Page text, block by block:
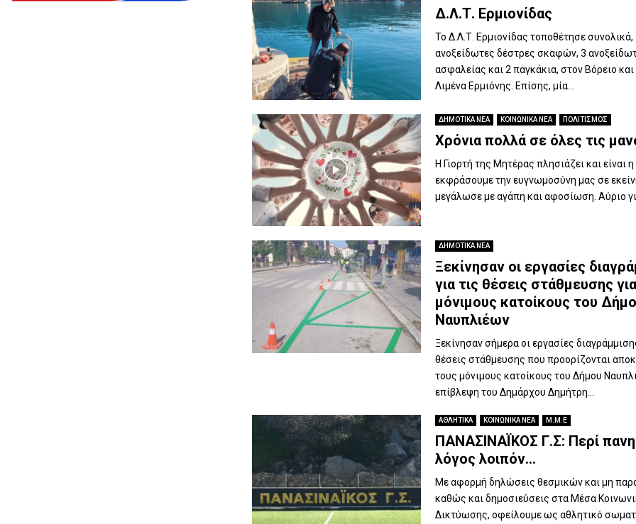
Δ.Λ.Τ. Ερμιονίδας
Το Δ.Λ.Τ. Ερμιονίδας τοποθέτησε συνολικά,
ανοξείδωτες δέστρες σκαφών, 3
ασφαλείας και 2 παγκάκια, στον Βόρειο και
Λιμένα Ερμιόνης. Επίσης, μία...
ΔΗΜΟΤΙΚΑ ΝΕΑ ΚΟΙΝΩΝΙΚΑ ΝΕΑ ΠΟΛΙΤΙΣΜΟΣ
Χρόνια πολλά σε όλες τις
Η Γιορτή της Μητέρας πλησιάζει και είναι
εκφράσουμε την ευγνωμοσύνη μας σε
μεγάλωσε με αγάπη και αφοσίωση. Αύριο
ΔΗΜΟΤΙΚΑ ΝΕΑ
Ξεκίνησαν οι εργασίες
για τις θέσεις στάθμευσης
μόνιμους κατοίκους του
Ναυπλιέων
Ξεκίνησαν σήμερα οι εργασίες
θέσεις στάθμευσης που προορίζονται
τους μόνιμους κατοίκους του Δήμου
επίβλεψη του Δημάρχου Δημήτρη...
ΑΘΛΗΤΙΚΑ ΚΟΙΝΩΝΙΚΑ ΝΕΑ Μ.Μ.Ε
ΠΑΝΑΣΙΝΑΪΚΟΣ Γ.Σ: Περί
λόγος λοιπόν…
Με αφορμή δηλώσεις θεσμικών και μη
καθώς και δημοσιεύσεις στα Μέσα
Δικτύωσης, οφείλουμε ως αθλητικό